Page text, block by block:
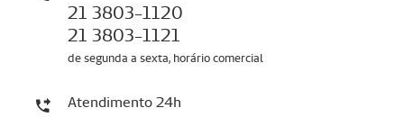
21 3803-1120
21 3803-1121
de segunda a sexta, horário comercial
Atendimento 24h